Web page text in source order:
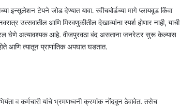
इन्सूलेशन टेपने जोड देण्यात यावा. स्वीचबोर्डच्या मागे प्लायवूड किंवा
उत्सवातील आणि मिरवणुकीतील देखाव्यांना स्पर्श होणार नाही, याची
घेणे अत्यावश्यक आहे. वीजपुरवठा बंद असताना जनरेटर सुरू केल्यास
आणि त्यातून प्राणांतिक अपघात घडतात.
व कर्मचारी यांचे भ्रमणध्वनी क्रमांक नोंदवून ठेवावेत. तसेच